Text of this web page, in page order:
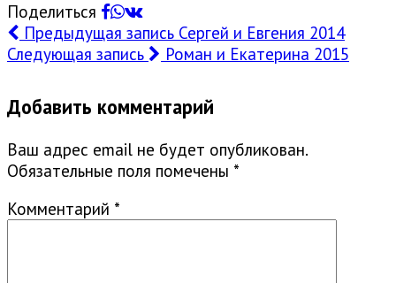
Поделиться
Предыдущая запись Сергей и Евгения 2014
Следующая запись
Роман и Екатерина 2015
Добавить комментарий
Ваш адрес email не будет опубликован.
Обязательные поля помечены *
Комментарий *